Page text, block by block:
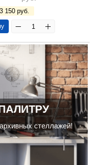
150 руб.
стеллажей!